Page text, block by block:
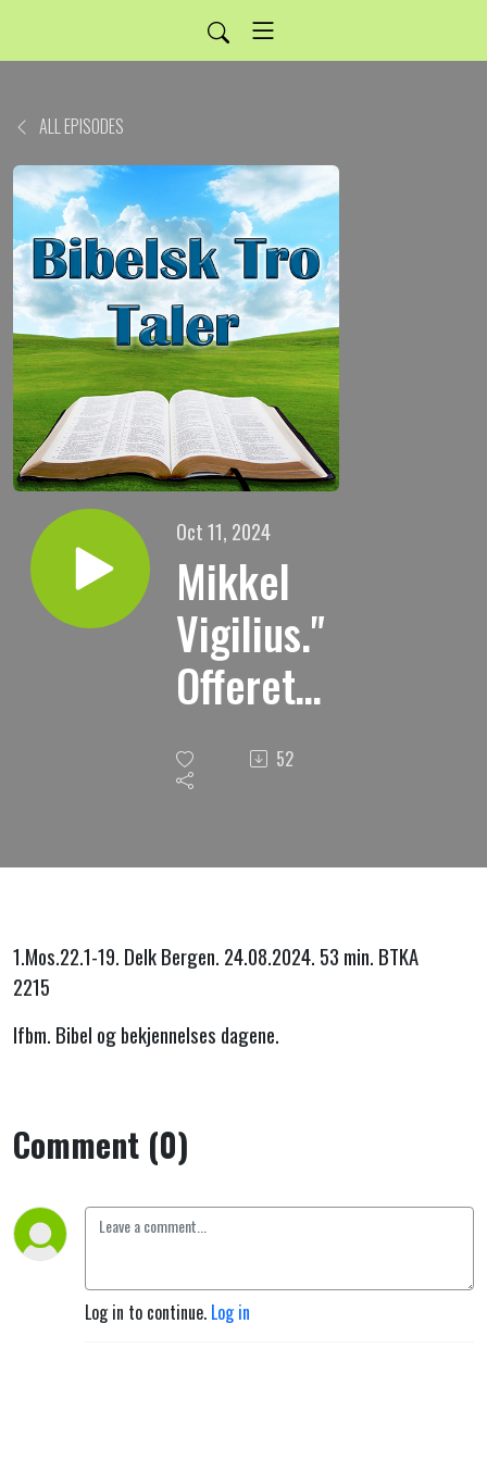
ALL EPISODES
Oct 11, 2024
Mikkel
Vigilius."
Offerets
bjerg."52
1.Mos.22.1-19. Delk Bergen. 24.08.2024. 53 min. BTKA
2215
Ifbm. Bibel og bekjennelses dagene.
Comment (0)
Log in to continue. Log in